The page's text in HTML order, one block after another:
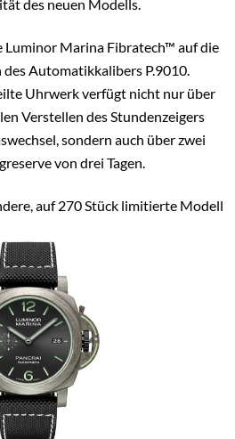
des neuen Modells.
Marina Fibratech™ auf die
Automatikkalibers P.9010.
Uhrwerk verfügt nicht nur über
Verstellen des Stundenzeigers
sondern auch über zwei
von drei Tagen.
auf 270 Stück limitierte Modell